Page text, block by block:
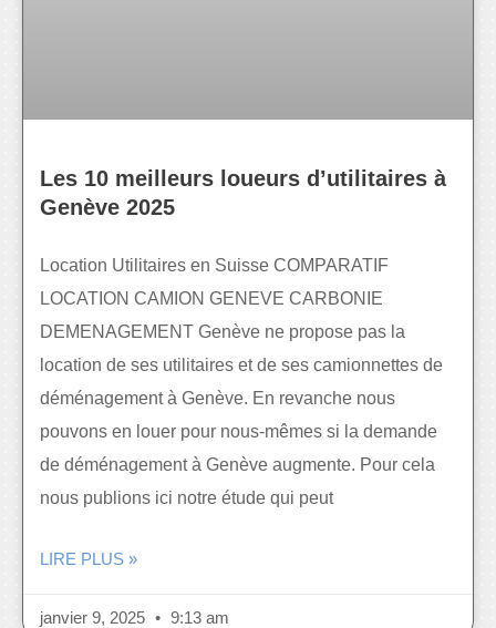
Les 10 meilleurs loueurs d’utilitaires à
Genève 2025
Location Utilitaires en Suisse COMPARATIF
LOCATION CAMION GENEVE CARBONIE
DEMENAGEMENT Genève ne propose pas la
location de ses utilitaires et de ses camionnettes de
déménagement à Genève. En revanche nous
pouvons en louer pour nous-mêmes si la demande
de déménagement à Genève augmente. Pour cela
nous publions ici notre étude qui peut
LIRE PLUS »
janvier 9, 2025 9:13 am